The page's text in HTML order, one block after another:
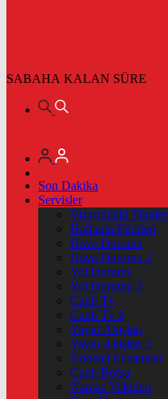
SABAHA KALAN SÜRE
Son Dakika
Servisler
Vizyondaki Filmler
Haftanin Filmleri
Hava Durumu
Hava Durumu 2
Yol Durumu
Yol Durumu 2
Canlı Tv
Canlı Tv 2
Yayın Akışları
Yayın Akışları 2
Nöbetçi Eczaneler
Canlı Borsa
Namaz Vakitleri